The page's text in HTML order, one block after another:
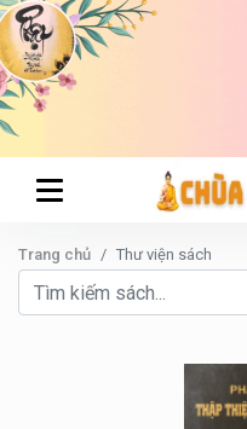
Trang chủ Thư viện sách